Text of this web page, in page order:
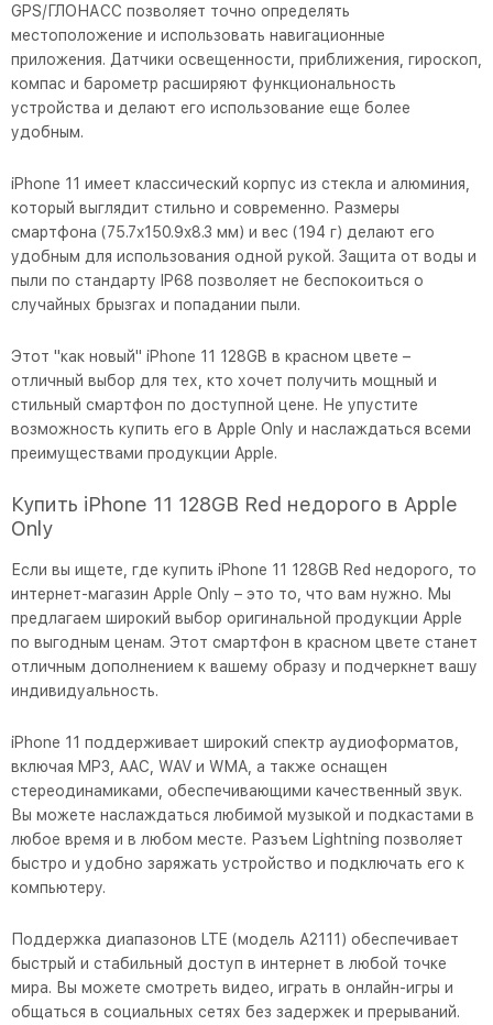
GPS/ГЛОНАСС позволяет точно определять
местоположение и использовать навигационные
приложения. Датчики освещенности, приближения, гироскоп,
компас и барометр расширяют функциональность
устройства и делают его использование еще более
удобным.
iPhone 11 имеет классический корпус из стекла и алюминия,
который выглядит стильно и современно. Размеры
смартфона (75.7x150.9x8.3 мм) и вес (194 г) делают его
удобным для использования одной рукой. Защита от воды и
пыли по стандарту IP68 позволяет не беспокоиться о
случайных брызгах и попадании пыли.
Этот "как новый" iPhone 11 128GB в красном цвете –
отличный выбор для тех, кто хочет получить мощный и
стильный смартфон по доступной цене. Не упустите
возможность купить его в Apple Only и наслаждаться всеми
преимуществами продукции Apple.
Купить iPhone 11 128GB Red недорого в Apple
Only
Если вы ищете, где купить iPhone 11 128GB Red недорого, то
интернет-магазин Apple Only – это то, что вам нужно. Мы
предлагаем широкий выбор оригинальной продукции Apple
по выгодным ценам. Этот смартфон в красном цвете станет
отличным дополнением к вашему образу и подчеркнет вашу
индивидуальность.
iPhone 11 поддерживает широкий спектр аудиоформатов,
включая MP3, AAC, WAV и WMA, а также оснащен
стереодинамиками, обеспечивающими качественный звук.
Вы можете наслаждаться любимой музыкой и подкастами в
любое время и в любом месте. Разъем Lightning позволяет
быстро и удобно заряжать устройство и подключать его к
компьютеру.
Поддержка диапазонов LTE (модель A2111) обеспечивает
быстрый и стабильный доступ в интернет в любой точке
мира. Вы можете смотреть видео, играть в онлайн-игры и
общаться в социальных сетях без задержек и прерываний.